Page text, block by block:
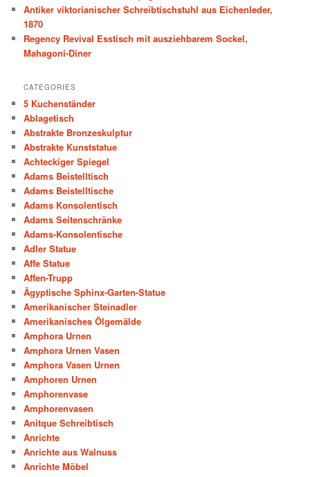
Antiker viktorianischer Schreibtischstuhl aus Eichenleder,
1870
Regency Revival Esstisch mit ausziehbarem Sockel,
Mahagoni-Diner
CATEGORIES
5 Kuchenständer
Ablagetisch
Abstrakte Bronzeskulptur
Abstrakte Kunststatue
Achteckiger Spiegel
Adams Beistelltisch
Adams Beistelltische
Adams Konsolentisch
Adams Seitenschränke
Adams-Konsolentische
Adler Statue
Affe Statue
Affen-Trupp
Ägyptische Sphinx-Garten-Statue
Amerikanischer Steinadler
Amerikanisches Ölgemälde
Amphora Urnen
Amphora Urnen Vasen
Amphora Vasen Urnen
Amphoren Urnen
Amphorenvase
Amphorenvasen
Anitque Schreibtisch
Anrichte
Anrichte aus Walnuss
Anrichte Möbel